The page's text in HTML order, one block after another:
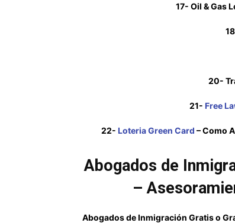
17- Oil & Gas
20-
21- Free
22- Loteria Green Card – Como
Abogados de
–
Abogados de Inmigración Gratis o